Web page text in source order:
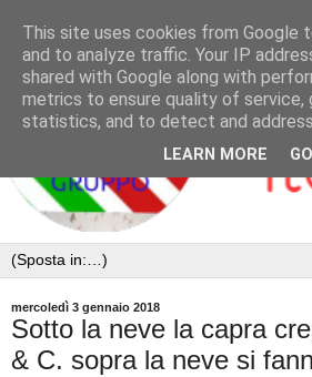
mercoledì 3 gennaio 2018
Sotto la neve la capra
& C. sopra la neve si
This site uses cookies from Google
and to analyze traffic. Your IP
shared with Google along with
metrics to ensure quality of service,
statistics, and to detect and
LEARN MORE